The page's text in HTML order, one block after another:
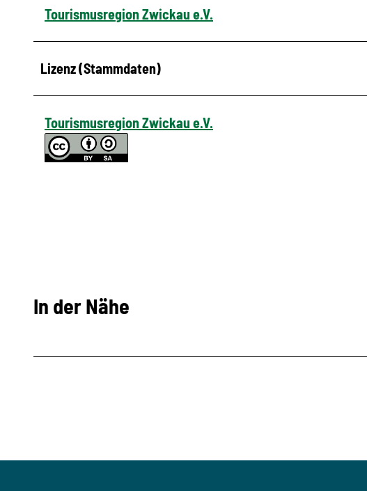
Tourismusregion Zwickau e.V.
Lizenz (Stammdaten)
Tourismusregion Zwickau e.V.
In der Nähe